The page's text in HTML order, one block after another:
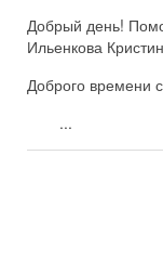
Добрый день!
Ильенкова
Доброго времени
...